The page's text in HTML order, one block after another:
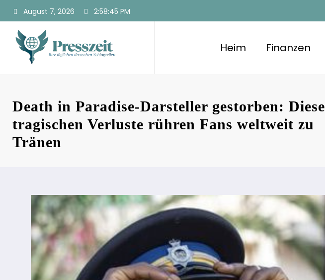
springen
August 7, 2026 2:58:46 PM
Heim Finanzen
Death in Paradise-Darsteller gestorben: Diese
tragischen Verluste rühren Fans weltweit zu
Tränen